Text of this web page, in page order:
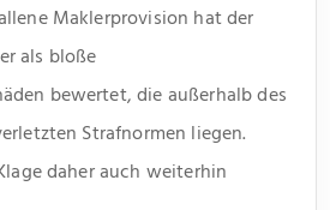
Maklerprovision hat der
als bloße
bewertet, die außerhalb des
Strafnormen liegen.
daher auch weiterhin